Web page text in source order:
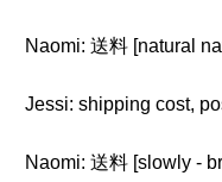
Naomi: 送料 [natural
Jessi: shipping cost,
Naomi: 送料 [slowly -